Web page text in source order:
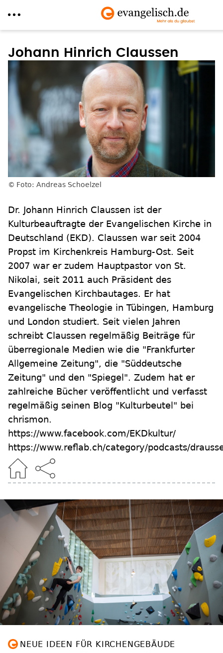
zum
Inhalt
Johann Hinrich Claussen
Foto: Andreas Schoelzel
Dr. Johann Hinrich Claussen ist der
Kulturbeauftragte der Evangelischen Kirche in
Deutschland (EKD). Claussen war seit 2004
Propst im Kirchenkreis Hamburg-Ost. Seit
2007 war er zudem Hauptpastor von St.
Nikolai, seit 2011 auch Präsident des
Evangelischen Kirchbautages. Er hat
evangelische Theologie in Tübingen, Hamburg
und London studiert. Seit vielen Jahren
schreibt Claussen regelmäßig Beiträge für
überregionale Medien wie die "Frankfurter
Allgemeine Zeitung", die "Süddeutsche
Zeitung" und den "Spiegel". Zudem hat er
zahlreiche Bücher veröffentlicht und verfasst
regelmäßig seinen Blog "Kulturbeutel" bei
chrismon.
https://www.facebook.com/EKDkultur/
https://www.reflab.ch/category/podcasts/
NEUE IDEEN FÜR KIRCHENGEBÄUDE